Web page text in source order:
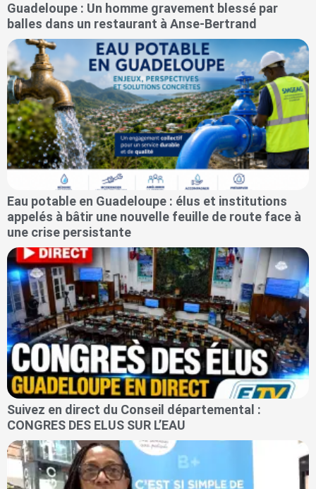
Guadeloupe : Un homme gravement blessé par
balles dans un restaurant à Anse-Bertrand
Eau potable en Guadeloupe : élus et institutions
appelés à bâtir une nouvelle feuille de route face à
une crise persistante
Suivez en direct du Conseil départemental :
CONGRES DES ELUS SUR L’EAU